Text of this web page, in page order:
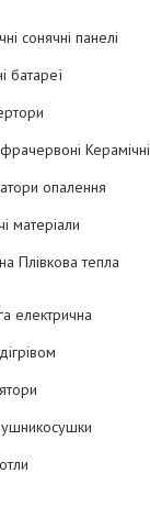
cонячні панелі
батареї
Керамічні
опалення
матеріали
Плівкова тепла
електрична